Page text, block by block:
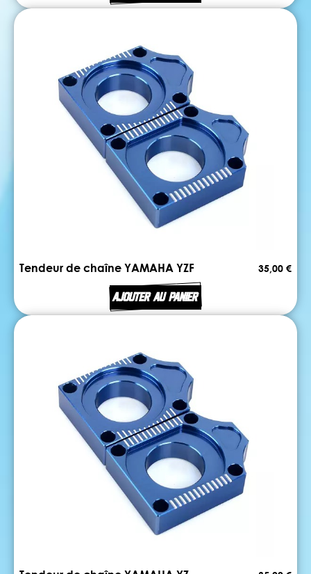
Tendeur de chaîne YAMAHA YZF 35,00 €
AJOUTER AU PANIER